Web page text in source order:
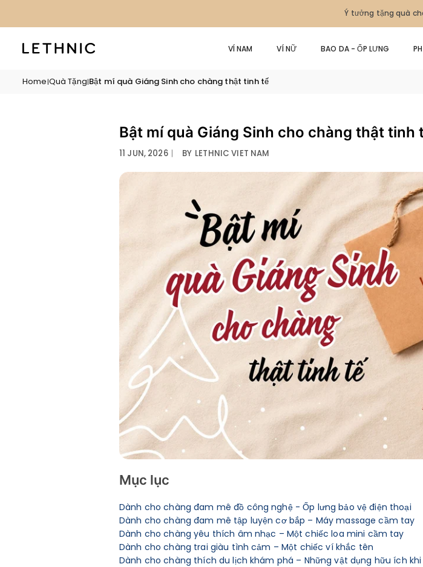
Ý tưởng tặng quà
VÍ NAM VÍ NỮ BAO DA - ỐP LƯNG
Home|Quà Tặng|Bật mí quà Giáng Sinh cho chàng thật tinh tế
Bật mí quà Giáng Sinh cho chàng thật tinh
11 JUN, 2026〡 BY LETHNIC VIET NAM
Mục lục
Dành cho chàng đam mê đồ công nghệ - Ốp lưng bảo vệ điện thoại
Dành cho chàng đam mê tập luyện cơ bắp – Máy massage cầm tay
Dành cho chàng yêu thích âm nhạc – Một chiếc loa mini cầm tay
Dành cho chàng trai giàu tình cảm – Một chiếc ví khắc tên
Dành cho chàng thích du lịch khám phá – Những vật dụng hữu ích khi